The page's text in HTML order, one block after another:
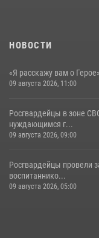
НОВОСТИ
«Я расскажу вам о
09 августа 2026, 11:00
Росгвардейцы в зоне
нуждающимся г...
09 августа 2026, 09:00
Росгвардейцы провели
воспитаннико...
09 августа 2026, 05:00